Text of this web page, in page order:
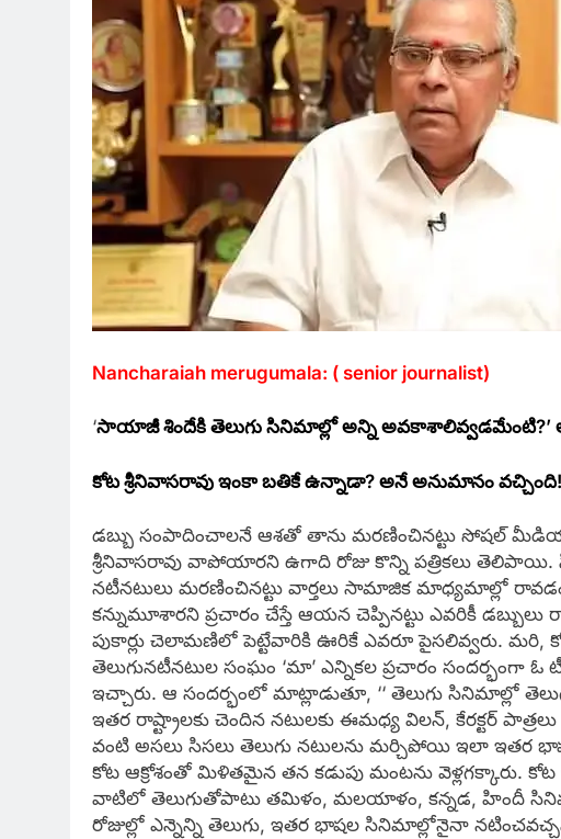
Nancharaiah merugumala: ( senior journalist)
‘సాయాజీ శిందేకి తెలుగు సినిమాల్లో అన్ని అవకాశాలివ్వడమేంటి?’
కోట శ్రీనివాసరావు ఇంకా బతికే ఉన్నాడా? అనే అనుమానం వచ్చింది!
డబ్బు సంపాదించాలనే ఆశతో తాను మరణించినట్టు సోషల్‌
శ్రీనివాసరావు వాపోయారని ఉగాది రోజు కొన్ని పత్రికలు తెలిపాయి.
నటీనటులు మరణించినట్టు వార్తలు సామాజిక మాధ్యమాల్లో రావడం
కన్నుమూశారని ప్రచారం చేస్తే ఆయన చెప్పినట్టు ఎవరికీ డబ్బులు
పుకార్లు చెలామణిలో పెట్టేవారికి ఊరికే ఎవరూ పైసలివ్వరు.
తెలుగునటీనటుల సంఘం ‘మా’ ఎన్నికల ప్రచారం సందర్భంగా
ఇచ్చారు. ఆ సందర్భంలో మాట్లాడుతూ, ‘‘ తెలుగు సినిమాల్లో
ఇతర రాష్ట్రాలకు చెందిన నటులకు ఈమధ్య విలన్, కేరక్టర్‌
వంటి అసలు సిసలు తెలుగు నటులను మర్చిపోయి ఇలా ఇతర
కోట ఆక్రోశంతో మిళితమైన తన కడుపు మంటను వెళ్లగక్కారు.
వాటిలో తెలుగుతోపాటు తమిళం, మలయాళం, కన్నడ, హిందీ
రోజుల్లో ఎన్నెన్ని తెలుగు, ఇతర భాషల సినిమాల్లోనైనా